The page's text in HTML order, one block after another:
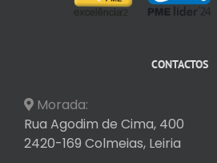
CONTACTOS
Morada:
Rua Agodim de Cima, 400
2420-169 Colmeias, Leiria